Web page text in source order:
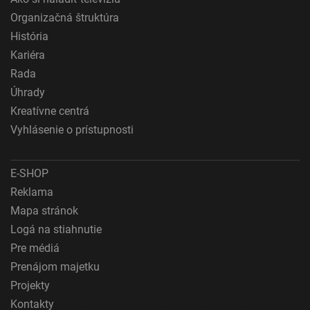
Meranie výkonnosti reklamy
Meranie výkonnosti obsahu
Pochopiť cieľové skupiny na základe štatistík
alebo spájania údajov z rôznych zdrojov
Vývoj a zlepšovanie služieb
Použitie obmedzených údajov na výber obsahu
Špeciálne funkcie IAB:
Používanie presných údajov o geografickej
polohe
Identifikácia zariadení na základe aktívne
vyžiadaných informácií
Účely spracovania, ktoré nie sú v kompetencii IAB:
Nevyhnutné
Výkonostné
Organizačná štruktúra
História
Kariéra
Rada
Úhrady
Kreatívne centrá
Vyhlásenie o prístupnosti
E-SHOP
Reklama
Mapa stránok
Logá na stiahnutie
Pre médiá
Prenájom majetku
Projekty
Kontakty